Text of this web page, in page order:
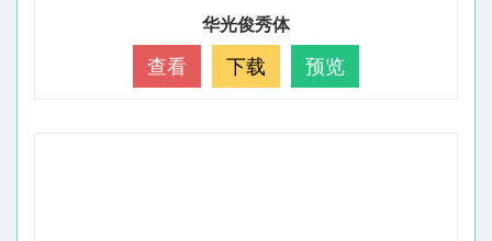
华光俊秀体
查看 下载 预览